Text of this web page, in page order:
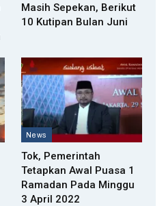
Masih Sepekan, Berikut
10 Kutipan Bulan Juni
News
Tok, Pemerintah
Tetapkan Awal Puasa 1
Ramadan Pada Minggu
3 April 2022